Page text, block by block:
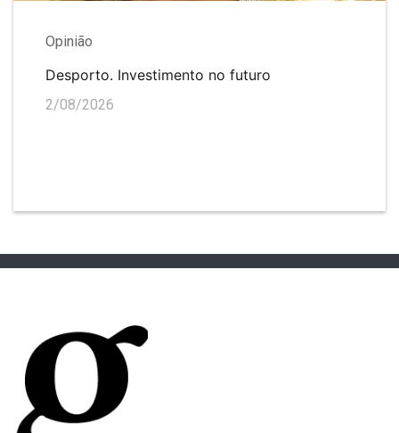
Opinião
Desporto. Investimento no futuro
2/08/2026